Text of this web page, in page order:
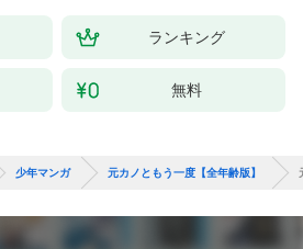
ランキング
無料
少年マンガ 元カノともう一度【全年齢版】